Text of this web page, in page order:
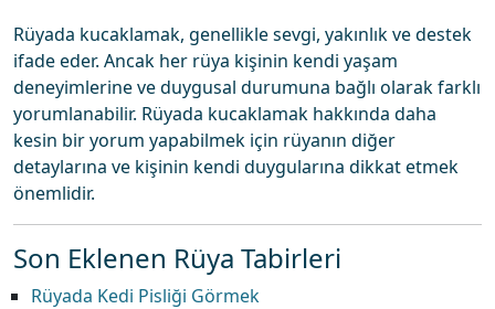
Rüyada kucaklamak, genellikle sevgi, yakınlık ve destek
ifade eder. Ancak her rüya kişinin kendi yaşam
deneyimlerine ve duygusal durumuna bağlı olarak farklı
yorumlanabilir. Rüyada kucaklamak hakkında daha
kesin bir yorum yapabilmek için rüyanın diğer
detaylarına ve kişinin kendi duygularına dikkat etmek
önemlidir.
Son Eklenen Rüya Tabirleri
Rüyada Kedi Pisliği Görmek